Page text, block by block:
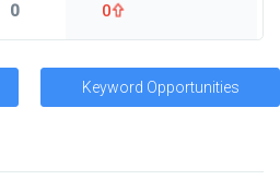
0 0
Keyword Opportunities